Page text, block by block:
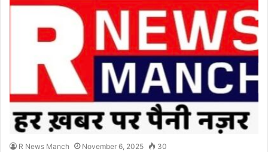
R News Manch November 6, 2025 30